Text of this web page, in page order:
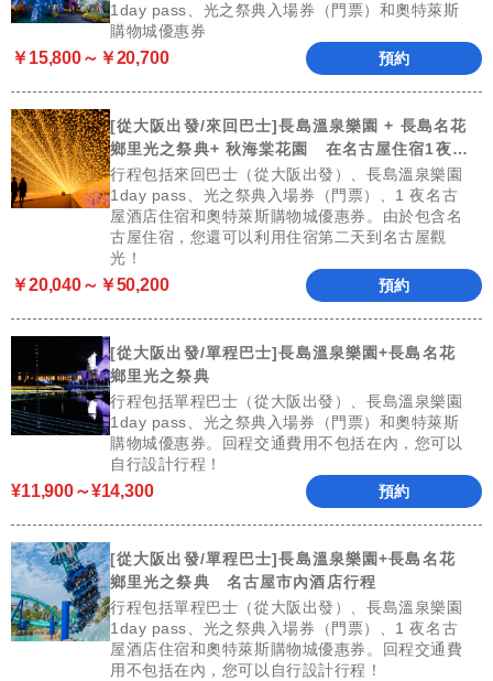
1day pass、光之祭典入場券（門票）和奧特萊斯
購物城優惠券
￥15,800～￥20,700 預約
[從大阪出發/來回巴士]長島溫泉樂園 + 長島名花
鄉里光之祭典+ 秋海棠花園 在名古屋住宿1夜2
天（含飯店）
行程包括來回巴士（從大阪出發）、長島溫泉樂園
1day pass、光之祭典入場券（門票）、1 夜名古
屋酒店住宿和奧特萊斯購物城優惠券。由於包含名
古屋住宿，您還可以利用住宿第二天到名古屋觀
光！
￥20,040～￥50,200 預約
[從大阪出發/單程巴士]長島溫泉樂園+長島名花
鄉里光之祭典
行程包括單程巴士（從大阪出發）、長島溫泉樂園
1day pass、光之祭典入場券（門票）和奧特萊斯
購物城優惠券。回程交通費用不包括在內，您可以
自行設計行程！
¥11,900～¥14,300 預約
[從大阪出發/單程巴士]長島溫泉樂園+長島名花
鄉里光之祭典 名古屋市內酒店行程
行程包括單程巴士（從大阪出發）、長島溫泉樂園
1day pass、光之祭典入場券（門票）、1 夜名古
屋酒店住宿和奧特萊斯購物城優惠券。回程交通費
用不包括在內，您可以自行設計行程！